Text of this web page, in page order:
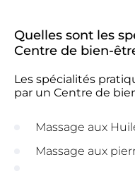
Quelles sont les
Centre de bien-
Les spécialités
par un Centre de
Massage aux
Massage aux